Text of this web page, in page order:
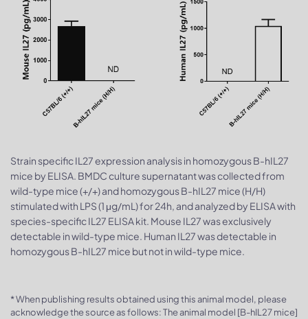
Strain specific IL27 expression analysis in homozygous B-hIL27
mice by ELISA. BMDC culture supernatant was collected from
wild-type mice (+/+) and homozygous B-hIL27 mice (H/H)
stimulated with LPS (1 μg/mL) for 24h, and analyzed by ELISA with
species-specific IL27 ELISA kit. Mouse IL27 was exclusively
detectable in wild-type mice. Human IL27 was detectable in
homozygous B-hIL27 mice but not in wild-type mice.
* When publishing results obtained using this animal model, please
acknowledge the source as follows: The animal model [B-hIL27 mice]